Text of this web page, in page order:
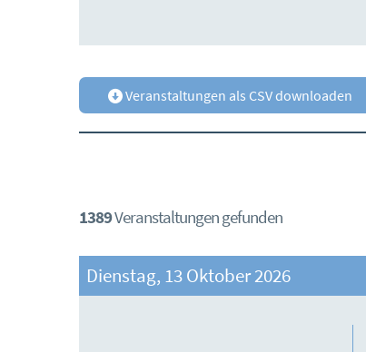
Veranstaltungen als CSV downloaden
1389Veranstaltungen gefunden
Dienstag, 13 Oktober 2026